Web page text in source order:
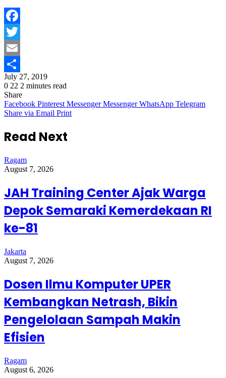
Facebook
Twitter
Email
Share
July 27, 2019
0 22 2 minutes read
Share
Facebook Pinterest Messenger Messenger WhatsApp Telegram
Share via Email Print
Read Next
Ragam
August 7, 2026
JAH Training Center Ajak Warga
Depok Semaraki Kemerdekaan RI
ke-81
Jakarta
August 7, 2026
Dosen Ilmu Komputer UPER
Kembangkan Netrash, Bikin
Pengelolaan Sampah Makin
Efisien
Ragam
August 6, 2026